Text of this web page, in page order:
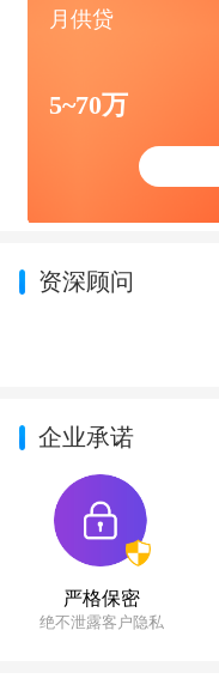
月供贷
5~70万
资深顾问
企业承诺
严格保密
绝不泄露客户隐私